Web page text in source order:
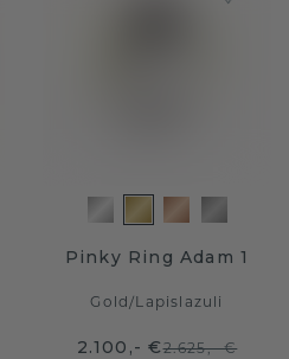
Pinky Ring Adam 1
Gold/Lapislazuli
2.100,- €2.625,- €